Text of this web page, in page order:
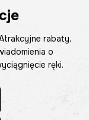
rabaty,
o
ręki.